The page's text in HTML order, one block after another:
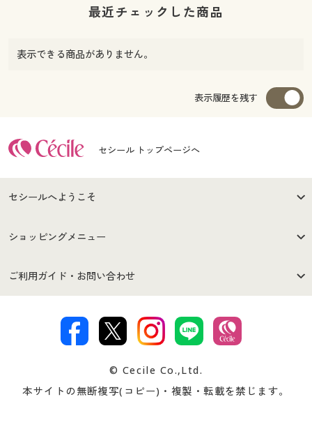
最近チェックした商品
表示できる商品がありません。
表示履歴を残す
セシール トップページへ
セシールへようこそ
はじめての方へ
セシールご利用規約
著作権・商標について 会社案内
ショッピングメニュー
商品カテゴリ
プレゼント＆キャンペーン サイトマップ
ご利用ガイド・お問い合わせ
交換・返品は お支払は
ついて
忘れの場合
© Cecile Co.,Ltd.
本サイトの無断複写(コピー)・複製・転載を禁じます。